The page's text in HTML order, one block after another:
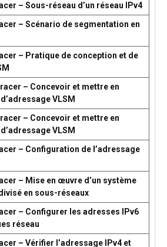
– Sous-réseau d’un réseau IPv4
– Scénario de segmentation en
– Pratique de conception et de
– Concevoir et mettre en
VLSM
– Concevoir et mettre en
VLSM
– Configuration de l’adressage
– Mise en œuvre d’un système
en sous-réseaux
– Configurer les adresses IPv6
réseau
– Vérifier l’adressage IPv4 et